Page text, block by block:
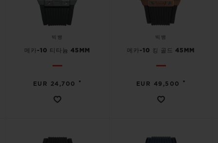
빅뱅
메카-10 티타늄 45MM
EUR 24,700 •
빅뱅
메카-10 킹 골드 45MM
EUR 49,500 •